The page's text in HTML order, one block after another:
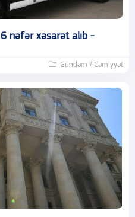
6 nəfər xəsarət alıb -
Gündəm / Cəmiyyət